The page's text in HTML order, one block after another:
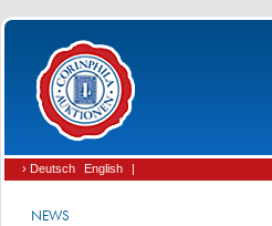
› Deutsch English |
NEWS